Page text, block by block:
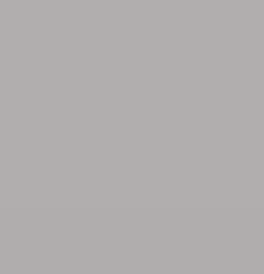
(Hiszpania)